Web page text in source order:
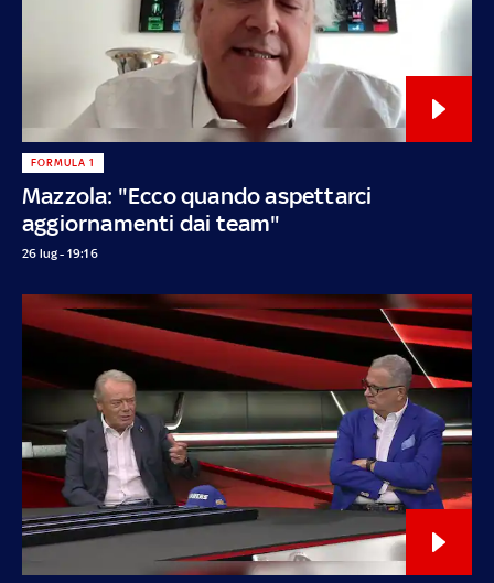
Mazzola: "Ecco quando aspettarci
aggiornamenti dai team"
FORMULA 1
26 lug - 19:16